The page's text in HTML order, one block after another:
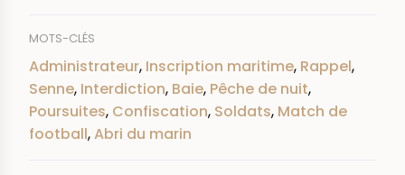
MOTS-CLÉS
Administrateur, Inscription maritime, Rappel,
Senne, Interdiction, Baie, Pêche de nuit,
Poursuites, Confiscation, Soldats, Match de
football,Abri du marin